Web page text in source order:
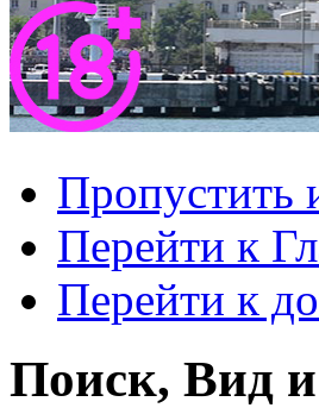
Пропустить
Перейти к
Перейти к
Поиск, Вид